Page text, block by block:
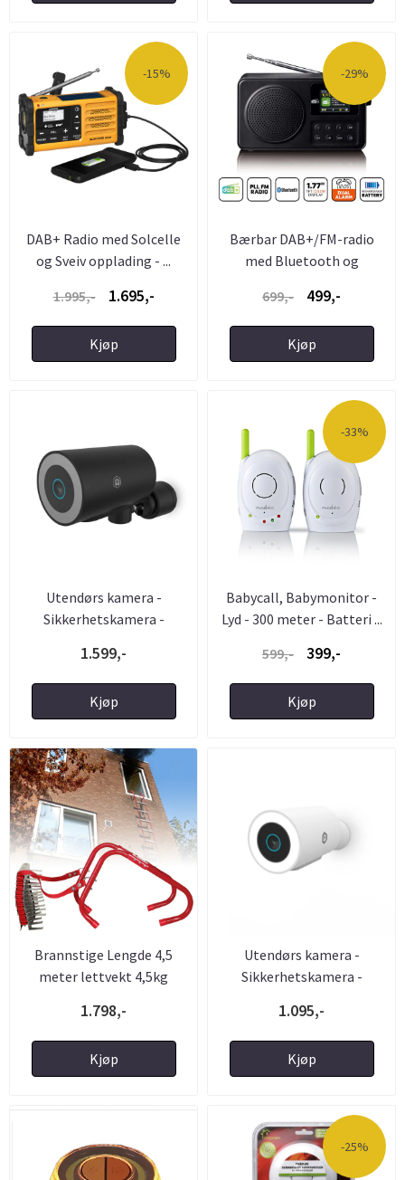
-15%
DAB+ Radio med Solcelle
og Sveiv opplading - ...
1.995,-
1.695,-
Kjøp
-29%
Bærbar DAB+/FM-radio
med Bluetooth og
699,- 499,-
Kjøp
Utendørs kamera -
Sikkerhetskamera -
1.599,-
Kjøp
-33%
Babycall, Babymonitor -
Lyd - 300 meter - Batteri ...
599,-
399,-
Kjøp
Brannstige Lengde 4,5
meter lettvekt 4,5kg
1.798,-
Kjøp
Utendørs kamera -
Sikkerhetskamera -
1.095,-
Kjøp
-25%